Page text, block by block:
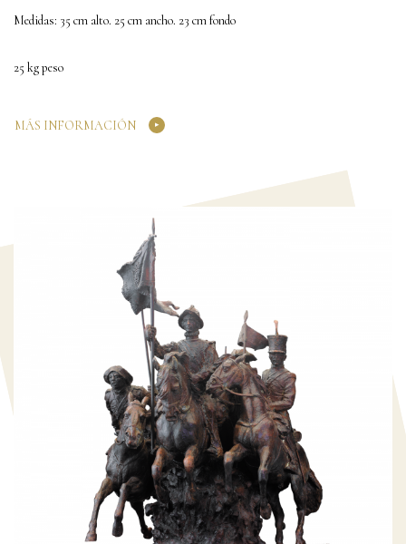
Medidas: 35 cm alto. 25 cm ancho. 23 cm fondo
25 kg peso
MÁS INFORMACIÓN